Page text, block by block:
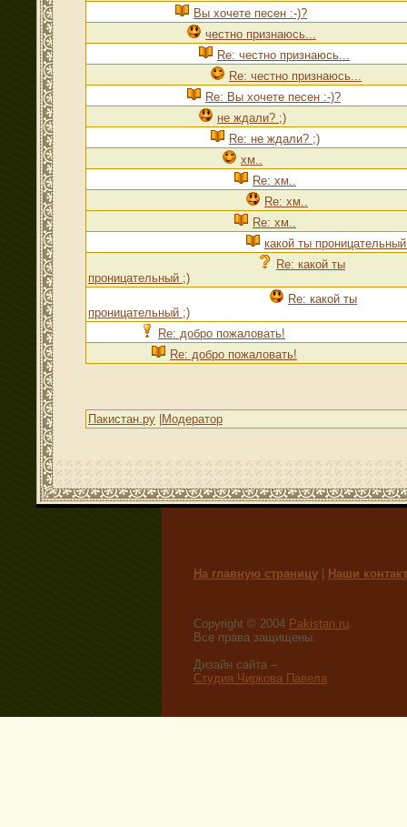
Вы хочете песен :-)?
честно признаюсь...
Re: честно признаюсь...
Re: честно признаюсь...
Re: Вы хочете песен :-)?
не ждали? ;)
Re: не ждали? ;)
хм..
Re: хм..
Re: хм..
Re: хм..
какой ты
Re: какой ты
проницательный ;)
Re: какой ты
проницательный ;)
Re: добро пожаловать!
Re: добро пожаловать!
Пакистан.ру Модератор
На главную страницу Наши
Copyright © 2004 Pakistan.ru.
Все права защищены.
Дизайн сайта –
Студия Чиркова Павела